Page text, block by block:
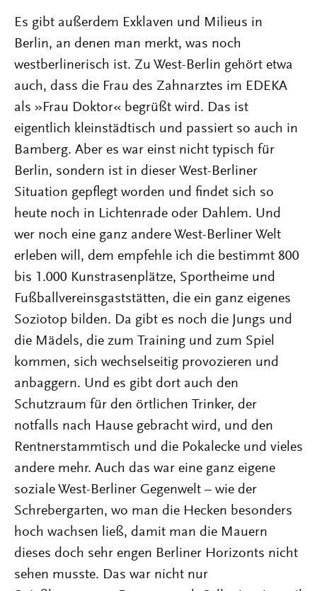
Es gibt außerdem Exklaven und Milieus in
Berlin, an denen man merkt, was noch
westberlinerisch ist. Zu West-Berlin gehört etwa
auch, dass die Frau des Zahnarztes im EDEKA
als »Frau Doktor« begrüßt wird. Das ist
eigentlich kleinstädtisch und passiert so auch in
Bamberg. Aber es war einst nicht typisch für
Berlin, sondern ist in dieser West-Berliner
Situation gepflegt worden und findet sich so
heute noch in Lichtenrade oder Dahlem. Und
wer noch eine ganz andere West-Berliner Welt
erleben will, dem empfehle ich die bestimmt 800
bis 1.000 Kunstrasenplätze, Sportheime und
Fußballvereinsgaststätten, die ein ganz eigenes
Soziotop bilden. Da gibt es noch die Jungs und
die Mädels, die zum Training und zum Spiel
kommen, sich wechselseitig provozieren und
anbaggern. Und es gibt dort auch den
Schutzraum für den örtlichen Trinker, der
notfalls nach Hause gebracht wird, und den
Rentnerstammtisch und die Pokalecke und vieles
andere mehr. Auch das war eine ganz eigene
soziale West-Berliner Gegenwelt – wie der
Schrebergarten, wo man die Hecken besonders
hoch wachsen ließ, damit man die Mauern
dieses doch sehr engen Berliner Horizonts nicht
sehen musste. Das war nicht nur